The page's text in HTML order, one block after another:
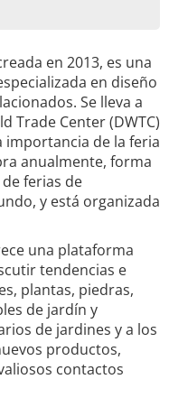
en 2013, es una
en diseño
Se lleva a
Trade Center (DWTC)
importancia de la feria
anualmente, forma
ferias de
y está organizada
una plataforma
tendencias e
plantas, piedras,
de jardín y
de jardines y a los
productos,
contactos